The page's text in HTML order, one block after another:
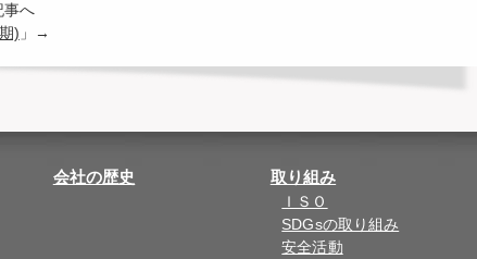
事へ
) 」→
会社の歴史 取り組み
ＩＳＯ
SDGsの取り組み
安全活動